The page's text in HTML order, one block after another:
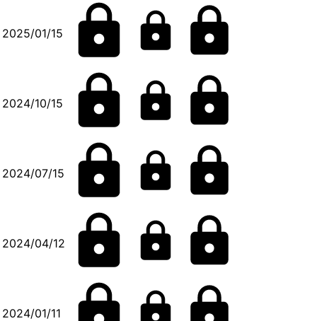
2025/01/15
2024/10/15
2024/07/15
2024/04/12
2024/01/11